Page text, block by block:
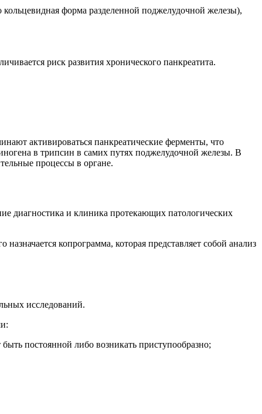
кольцевидная форма разделенной поджелудочной железы),
риск развития хронического панкреатита.
активироваться панкреатические ферменты, что
в трипсин в самих путях поджелудочной железы. В
процессы в органе.
диагностика и клиника протекающих патологических
копрограмма, которая представляет собой анализ
исследований.
постоянной либо возникать приступообразно;